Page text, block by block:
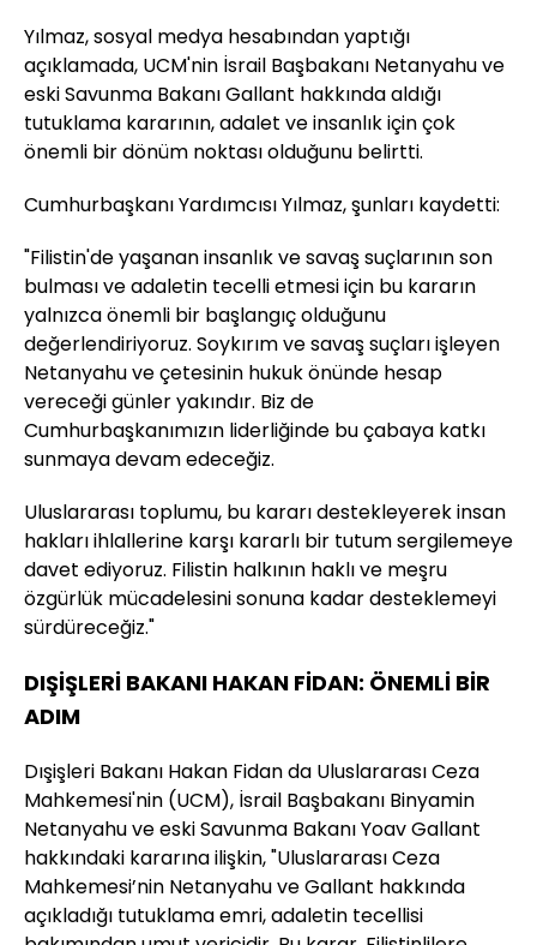
Yılmaz, sosyal medya hesabından yaptığı
açıklamada, UCM'nin İsrail Başbakanı Netanyahu ve
eski Savunma Bakanı Gallant hakkında aldığı
tutuklama kararının, adalet ve insanlık için çok
önemli bir dönüm noktası olduğunu belirtti.
Cumhurbaşkanı Yardımcısı Yılmaz, şunları kaydetti:
"Filistin'de yaşanan insanlık ve savaş suçlarının son
bulması ve adaletin tecelli etmesi için bu kararın
yalnızca önemli bir başlangıç olduğunu
değerlendiriyoruz. Soykırım ve savaş suçları işleyen
Netanyahu ve çetesinin hukuk önünde hesap
vereceği günler yakındır. Biz de
Cumhurbaşkanımızın liderliğinde bu çabaya katkı
sunmaya devam edeceğiz.
Uluslararası toplumu, bu kararı destekleyerek insan
hakları ihlallerine karşı kararlı bir tutum sergilemeye
davet ediyoruz. Filistin halkının haklı ve meşru
özgürlük mücadelesini sonuna kadar desteklemeyi
sürdüreceğiz."
DIŞİŞLERİ BAKANI HAKAN FİDAN: ÖNEMLİ BİR
ADIM
Dışişleri Bakanı Hakan Fidan da Uluslararası Ceza
Mahkemesi'nin (UCM), İsrail Başbakanı Binyamin
Netanyahu ve eski Savunma Bakanı Yoav Gallant
hakkındaki kararına ilişkin, "Uluslararası Ceza
Mahkemesi’nin Netanyahu ve Gallant hakkında
açıkladığı tutuklama emri, adaletin tecellisi